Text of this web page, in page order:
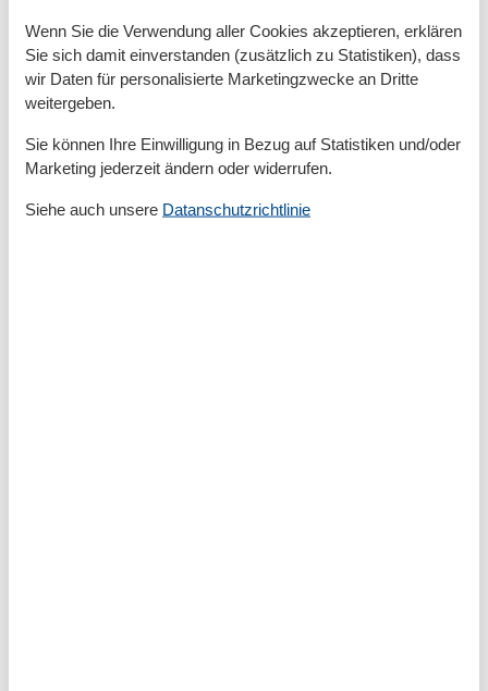
Zum Bäcker
5,3 km
Zum Geldautomaten/Bank
5,2 km
Zum Restaurant
130 m
Zum Strand
400 m
Zum Supermarkt
Zur Badestelle/Gewässer
400 m
Zur Bushaltestelle
140 m
Zur Tourist-Information
Grundeinrichtungen
Wenn Sie die Verwendung aller Cookies akzeptieren, erklären
Sie sich damit einverstanden (zusätzlich zu Statistiken), dass
wir Daten für personalisierte Marketingzwecke an Dritte
weitergeben.
Sie können Ihre Einwilligung in Bezug auf Statistiken und/oder
Marketing jederzeit ändern oder widerrufen.
Siehe auch unsere Datanschutzrichtlinie